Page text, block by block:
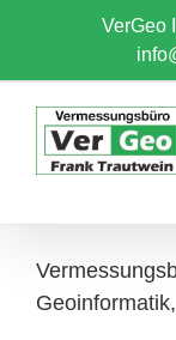
content
VerGeo I